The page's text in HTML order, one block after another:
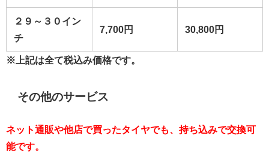
２９～３０イン
チ
7,700円 30,800円
※上記は全て税込み価格です。
その他のサービス
ネット通販や他店で買ったタイヤでも、持ち込みで交換可
能です。